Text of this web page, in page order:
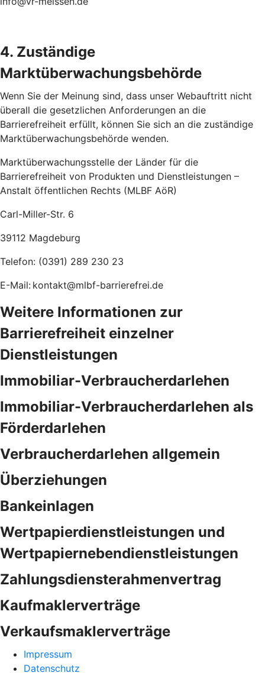
4. Zuständige
Marktüberwachungsbehörde
Wenn Sie der Meinung sind, dass unser Webauftritt nicht
überall die gesetzlichen Anforderungen an die
Barrierefreiheit erfüllt, können Sie sich an die zuständige
Marktüberwachungsbehörde wenden.
Marktüberwachungsstelle der Länder für die
Barrierefreiheit von Produkten und Dienstleistungen –
Anstalt öffentlichen Rechts (MLBF AöR)
Carl-Miller-Str. 6
39112 Magdeburg
Telefon: (0391) 289 230 23
E-Mail: kontakt@mlbf-barrierefrei.de
Weitere Informationen zur
Barrierefreiheit einzelner
Dienstleistungen
Immobiliar-Verbraucherdarlehen
Immobiliar-Verbraucherdarlehen als
Förderdarlehen
Verbraucherdarlehen allgemein
Überziehungen
Bankeinlagen
Wertpapierdienstleistungen und
Wertpapiernebendienstleistungen
Zahlungsdiensterahmenvertrag
Kaufmaklerverträge
Verkaufsmaklerverträge
Impressum
Datenschutz